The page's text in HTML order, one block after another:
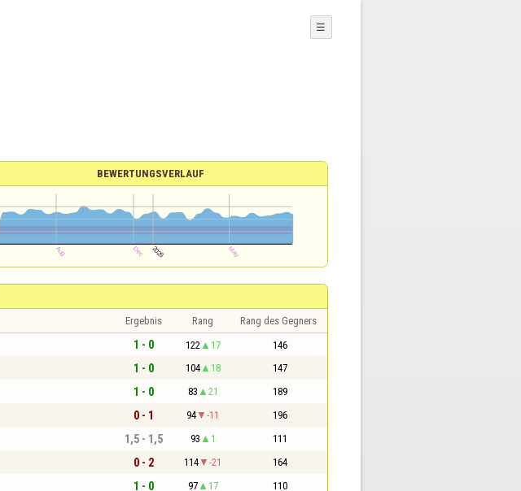
☰
BEWERTUNGSVERLAUF
Ergebnis Rang Rang des Gegners
1 - 0 122 17 146
1 - 0 104 18 147
1 - 0 83 21 189
0 - 1 94 -11 196
1,5 - 1,5 93 1 111
0 - 2 114 -21 164
1 - 0 97 17 110